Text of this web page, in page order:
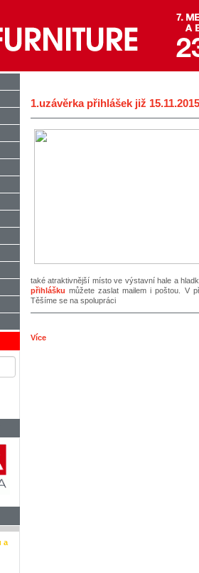
1.uzávěrka přihlášek již 15.11.2015
také atraktivnější místo ve výstavní hale a
přihlášku můžete zaslat mailem i poštou. V
Těšíme se na spolupráci
Více